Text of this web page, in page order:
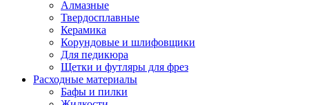
Алмазные
Твердосплавные
Керамика
Корундовые и шлифовщики
Для педикюра
Щетки и футляры для фрез
Расходные материалы
Бафы и пилки